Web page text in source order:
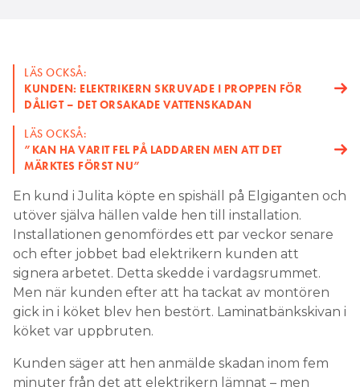
LÄS OCKSÅ:
KUNDEN: ELEKTRIKERN SKRUVADE I PROPPEN FÖR
DÅLIGT – DET ORSAKADE VATTENSKADAN
LÄS OCKSÅ:
”KAN HA VARIT FEL PÅ LADDAREN MEN ATT DET
MÄRKTES FÖRST NU”
En kund i Julita köpte en spishäll på Elgiganten och
utöver själva hällen valde hen till installation.
Installationen genomfördes ett par veckor senare
och efter jobbet bad elektrikern kunden att
signera arbetet. Detta skedde i vardagsrummet.
Men när kunden efter att ha tackat av montören
gick in i köket blev hen bestört. Laminatbänkskivan i
köket var uppbruten.
Kunden säger att hen anmälde skadan inom fem
minuter från det att elektrikern lämnat – men